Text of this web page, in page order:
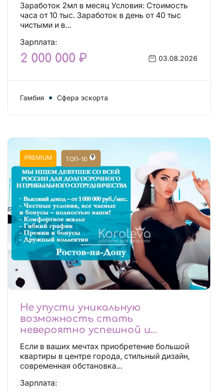
Заработок 2мл в месяц Условия: Стоимость
часа от 10 тыс. Заработок в день от 40 тыс
чистыми и в...
Зарплата:
2 000 000 ₽ 03.08.2026
Гамбия Сфера эскорта
PREMIUM ТОП-10
Не упусти уникальную
возможность стать
невероятно успешной и
независимой!
Если в ваших мечтах приобретение большой
квартиры в центре города, стильный дизайн,
современная обстановка...
Зарплата: